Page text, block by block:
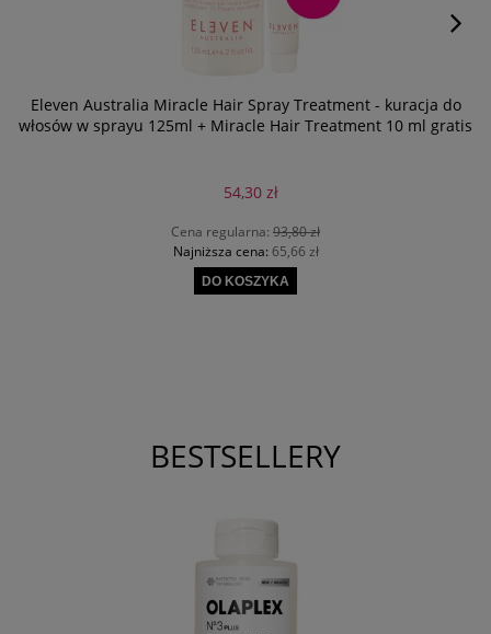
Eleven Australia Miracle Hair Spray Treatment - kuracja do
włosów w sprayu 125ml + Miracle Hair Treatment 10 ml gratis
54,30 zł
Cena regularna: 93,80 zł
Najniższa cena: 65,66 zł
DO KOSZYKA
BESTSELLERY